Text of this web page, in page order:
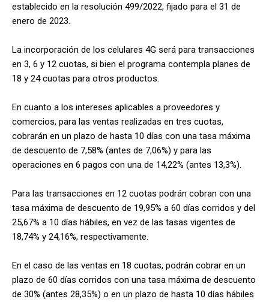
establecido en la resolución 499/2022, fijado para el 31 de
enero de 2023.
La incorporación de los celulares 4G será para transacciones
en 3, 6 y 12 cuotas, si bien el programa contempla planes de
18 y 24 cuotas para otros productos.
En cuanto a los intereses aplicables a proveedores y
comercios, para las ventas realizadas en tres cuotas,
cobrarán en un plazo de hasta 10 días con una tasa máxima
de descuento de 7,58% (antes de 7,06%) y para las
operaciones en 6 pagos con una de 14,22% (antes 13,3%).
Para las transacciones en 12 cuotas podrán cobran con una
tasa máxima de descuento de 19,95% a 60 días corridos y del
25,67% a 10 días hábiles, en vez de las tasas vigentes de
18,74% y 24,16%, respectivamente.
En el caso de las ventas en 18 cuotas, podrán cobrar en un
plazo de 60 días corridos con una tasa máxima de descuento
de 30% (antes 28,35%) o en un plazo de hasta 10 días hábiles